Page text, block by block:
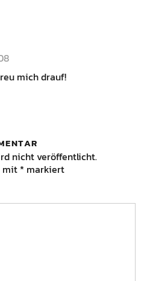
mich drauf!
nicht veröffentlicht.
mit * markiert